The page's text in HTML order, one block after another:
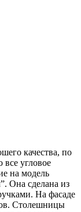
качества, по
угловое
на модель
Она сделана из
На фасаде
Столешницы